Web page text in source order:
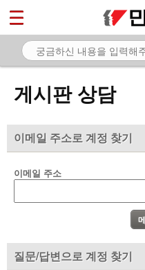
게시판 상담
이메일 주소로 계정 찾기
이메일 주소
질문/답변으로 계정 찾기
마이페이지
소개
노동상담
- 게시판 상담
- 바로보기
- 찾아보기
- 전국 노동상담소 안내